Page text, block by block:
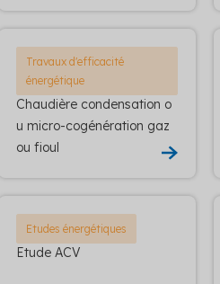
Travaux d'efficacité
énergétique
Chaudière condensation o
u micro-cogénération gaz
ou fioul
Etudes énergétiques
Etude ACV